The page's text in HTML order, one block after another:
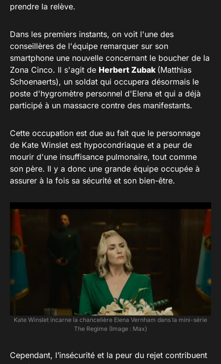
prendre la relève.
Dans les premiers instants, on voit l'une des
conseillères de l'équipe remarquer sur son
smartphone une nouvelle concernant le boucher de la
Zona Cinco. Il s'agit de Herbert Zubak (Matthias
Schoenaerts), un soldat qui occupera désormais le
poste d'hygromètre personnel d'Elena et qui a déjà
participé à un massacre contre des manifestants.
Cette occupation est due au fait que le personnage
de Kate Winslet est hypocondriaque et a peur de
mourir d'une insuffisance pulmonaire, tout comme
son père. Il y a donc une grande équipe occupée à
assurer à la fois sa sécurité et son bien-être.
Kate Winslet incarne la chancelière Elena Vernham dans la mini-série
The Regime (Image : Max)
Cependant, l’insécurité et la peur du rejet contribuent